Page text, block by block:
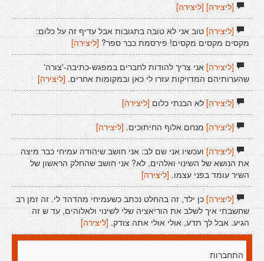
[ליצירה] [ליצירה]
[ליצירה]טוב אני לא טובה בתגובות אבל עדיף זה על כלום:
מקסים מקסים מקסים! פירסמת כבר ספר? [ליצירה]
[ליצירה]אני צריך להודות לחברים במפגש-כתיבה-'צורה'
שהערותיהם המדויקות עזרו לי כאן ובמקומות אחרים. [ליצירה]
[ליצירה]לא הבנתי כלום [ליצירה]
[ליצירה]מנחם אלוף החיתוכים.[ליצירה]
[ליצירה]ועכשיו אני שם לב: אני חושב שיהודה עמיחי כבר מיצה
את הנושא של השינוי ואלהים, לא? אני חושב שהחלק הראשון של
השיר עומד בפני עצמו. [ליצירה]
[ליצירה]כן ילד, זה בהחלט נכתב כשעמיחי מהדהד לי. זה זמן רב
שחשבתי איך לשלב את הוריאציה שלי לשינוי ולאלוהים, עד ש זה
הגיע. אבל לך תדע, אולי אולי אתה צודק. [ליצירה]
התחברות